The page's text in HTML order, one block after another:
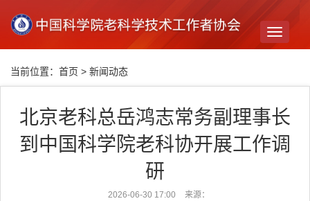
Toggle
当前位置： 首页 > 新闻动态
北京老科总岳鸿志常务副理事长
到中国科学院老科协开展工作调
研
2026-06-30 17:00 来源：